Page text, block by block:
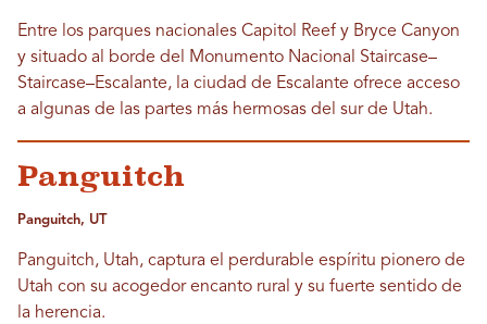
Entre los parques nacionales Capitol Reef y Bryce Canyon
y situado al borde del Monumento Nacional Staircase–
Staircase–Escalante, la ciudad de Escalante ofrece acceso
a algunas de las partes más hermosas del sur de Utah.
Panguitch
Panguitch, UT
Panguitch, Utah, captura el perdurable espíritu pionero de
Utah con su acogedor encanto rural y su fuerte sentido de
la herencia.